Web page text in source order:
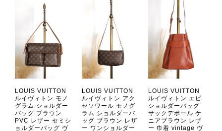
状態ではありません。 ヴィンテージ品であることは理解してお
り、多少の経年劣化は承知のうえで購入しています。 しかし、こ
のような状態であれば、商品説明や掲載写真で事前に明記してい
ただくべきだと思います。 実は以前こちらで購入した際にも、写
真には写っていない内側部分に目立つ汚れがありました。 そのと
きはたまたまだと思っていましたが、今回も掲載内容だけでは判
断できない状態の商品が届きとても残念です。 決して安い買い物
で購入することはないですが、同じような思いをする購入者が出
ないよう、商品の状態をより正確に記載し、見えない部分も含め
て写真や説明で分かるよう改善していただきたいです。
LOUIS VUITTON
ルイヴィトン モノ
グラム ショルダー
バッグ ブラウン
PVC レザー セミシ
ョルダーバッグ ヴ
LOUIS VUITTON
ルイヴィトン アク
セソワール モノグ
ラム ショルダーバ
ッグ ブラウン レザ
ー ワンショルダー
LOUIS VUITTON
ルイヴィトン エピ
ショルダーバッグ
サックデポール ケ
ニアブラウン レザ
ー 巾着 vintage ヴ